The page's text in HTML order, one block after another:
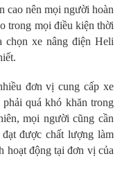
cao nên mọi người hoàn
trong mọi điều kiện thời
chọn xe nâng điện Heli
đơn vị cung cấp xe
quá khó khăn trong
mọi người cũng cần
được chất lượng làm
hoạt động tại đơn vị của